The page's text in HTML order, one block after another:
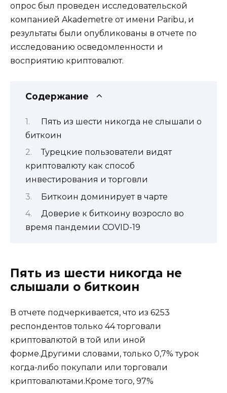
опрос был проведен исследовательской
компанией Akademetre от имени Paribu, и
результаты были опубликованы в отчете по
исследованию осведомленности и
восприятию криптовалют.
Содержание
Пять из шести никогда не слышали о
биткоин
Турецкие пользователи видят
криптовалюту как способ
инвестирования и торговли
Биткоин доминирует в чарте
Доверие к биткоину возросло во
время пандемии COVID-19
Пять из шести никогда не
слышали о биткоин
В отчете подчеркивается, что из 6253
респондентов только 44 торговали
криптовалютой в той или иной
форме.Другими словами, только 0,7% турок
когда-либо покупали или торговали
криптовалютами.Кроме того, 97%